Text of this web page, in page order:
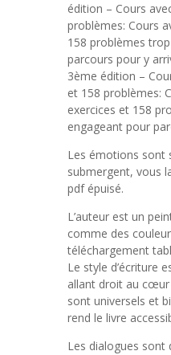
édition – Cours
problèmes: Cours
158 problèmes
parcours pour y
3ème édition –
et 158 problèmes:
exercices et 158
engageant pour
Les émotions sont
submergent, vous
pdf épuisé.
L’auteur est un
comme des
téléchargement
Le style d’écriture
allant droit au
sont universels et
rend le livre
Les dialogues sont